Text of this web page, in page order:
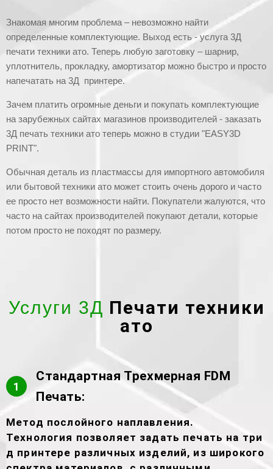
Знакомая многим проблема – невозможно найти
определенные комплектующие. Выход есть - услуга 3Д
печати техники ато. Теперь любую заготовку – шарнир,
уплотнитель, прокладку, амортизатор можно быстро и просто
напечатать на 3Д принтере.
Зачем платить огромные деньги и покупать комплектующие
на зарубежных сайтах магазинов производителей - заказать
3Д печать техники ато теперь можно в студии "EASY3D
PRINT".
Обычная деталь из пластмассы для импортного автомобиля
или бытовой техники ато может стоить очень дорого и часто
ее просто нет возможности найти. Покупатели жалуются, что
часто на сайтах производителей покупают детали, которые
потом просто не походят по размеру.
Услуги 3Д Печати техники
ато
1
Стандартная Трехмерная FDM
Печать:
Метод послойного наплавления.
Технология позволяет задать печать на три
д принтере различных изделий, из широкого